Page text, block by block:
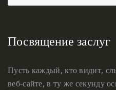
Посвящение заслуг
Пусть каждый, кто видит,
веб-сайте, в ту же секунду